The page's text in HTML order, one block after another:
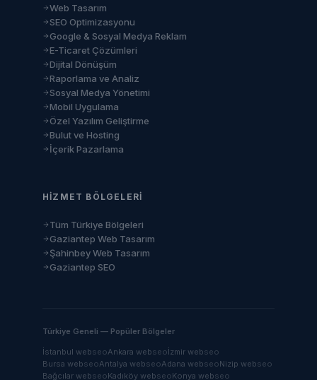
Web Tasarım
SEO Optimizasyonu
Google & Sosyal Medya Reklam
E-Ticaret Çözümleri
Dijital Dönüşüm
Raporlama ve Analiz
Sosyal Medya Yönetimi
Mobil Uygulama
Özel Yazılım Geliştirme
Bulut ve Hosting
İçerik Pazarlama
HIZMET BÖLGELERI
Tüm Türkiye Bölgeleri
Gaziantep Web Tasarım
Şahinbey Web Tasarım
Gaziantep SEO
Türkiye Geneli — Popüler Bölgeler
İstanbul webseoAnkara webseoİzmir webseo
Bursa webseoAntalya webseoAdana webseoNizip webseo
Bağcılar webseoKadıköy webseoKonya webseo